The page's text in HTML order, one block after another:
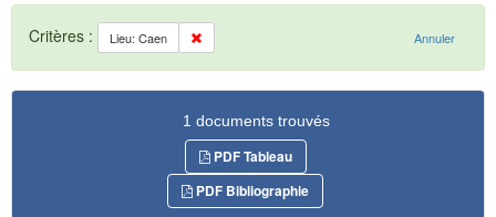
Critères : Lieu: Caen Annuler
1 documents trouvés
PDF Tableau
PDF Bibliographie